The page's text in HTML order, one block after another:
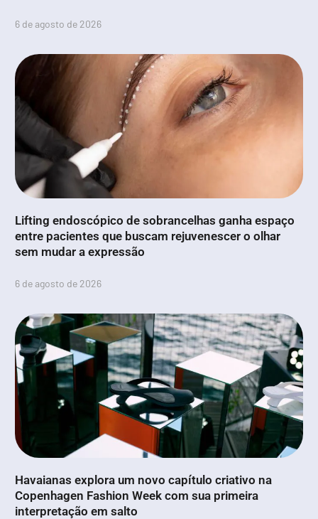
6 de agosto de 2026
Lifting endoscópico de sobrancelhas ganha espaço
entre pacientes que buscam rejuvenescer o olhar
sem mudar a expressão
6 de agosto de 2026
Havaianas explora um novo capítulo criativo na
Copenhagen Fashion Week com sua primeira
interpretação em salto